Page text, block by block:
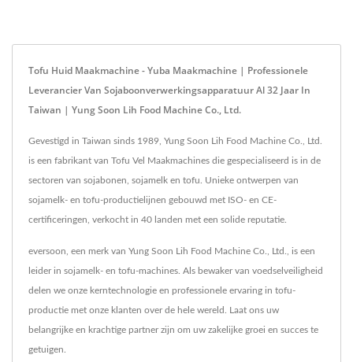
Tofu Huid Maakmachine - Yuba Maakmachine | Professionele
Leverancier Van Sojaboonverwerkingsapparatuur Al 32 Jaar In
Taiwan | Yung Soon Lih Food Machine Co., Ltd.
Gevestigd in Taiwan sinds 1989, Yung Soon Lih Food Machine Co., Ltd.
is een fabrikant van Tofu Vel Maakmachines die gespecialiseerd is in de
sectoren van sojabonen, sojamelk en tofu. Unieke ontwerpen van
sojamelk- en tofu-productielijnen gebouwd met ISO- en CE-
certificeringen, verkocht in 40 landen met een solide reputatie.
eversoon, een merk van Yung Soon Lih Food Machine Co., Ltd., is een
leider in sojamelk- en tofu-machines. Als bewaker van voedselveiligheid
delen we onze kerntechnologie en professionele ervaring in tofu-
productie met onze klanten over de hele wereld. Laat ons uw
belangrijke en krachtige partner zijn om uw zakelijke groei en succes te
getuigen.